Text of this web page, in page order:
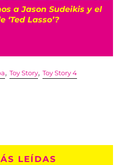
a Jason Sudeikis y el
‘Ted Lasso’?
,Toy Story,Toy Story 4
LEÍDAS